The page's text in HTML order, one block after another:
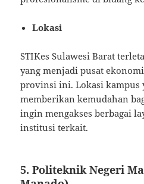
Lokasi
STIKes Sulawesi Barat
yang menjadi pusat
provinsi ini. Lokasi kampus
memberikan kemudahan
ingin mengakses berbagai
institusi terkait.
5.Politeknik Negeri